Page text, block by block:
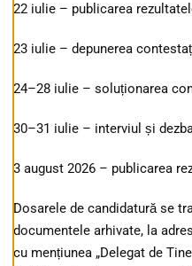
22 iulie – publicarea
23 iulie – depunerea
24–28 iulie – soluționarea
30–31 iulie – interviul și
3 august 2026 – publicarea
Dosarele de candidatură se
documentele arhivate, la
cu mențiunea „Delegat de